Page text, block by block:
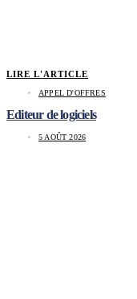
LIRE L'ARTICLE
APPEL D'OFFRES
Editeur de logiciels
5 AOÛT 2026